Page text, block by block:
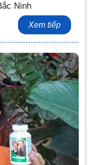
Ninh
Xem tiếp